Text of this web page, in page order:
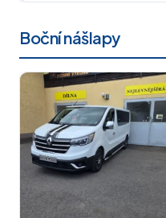
Boční nášlapy